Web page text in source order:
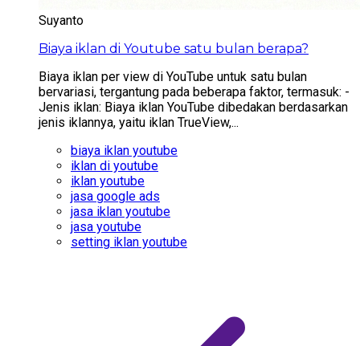
Suyanto
Biaya iklan di Youtube satu bulan berapa?
Biaya iklan per view di YouTube untuk satu bulan
bervariasi, tergantung pada beberapa faktor, termasuk: -
Jenis iklan: Biaya iklan YouTube dibedakan berdasarkan
jenis iklannya, yaitu iklan TrueView,...
biaya iklan youtube
iklan di youtube
iklan youtube
jasa google ads
jasa iklan youtube
jasa youtube
setting iklan youtube